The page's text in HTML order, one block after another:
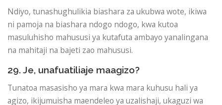
Ndiyo, tunashughulikia biashara za ukubwa wote, ikiwa
ni pamoja na biashara ndogo ndogo, kwa kutoa
masuluhisho mahususi ya kutafuta ambayo yanalingana
na mahitaji na bajeti zao mahususi.
29. Je, unafuatiliaje maagizo?
Tunatoa masasisho ya mara kwa mara kuhusu hali ya
agizo, ikijumuisha maendeleo ya uzalishaji, ukaguzi wa